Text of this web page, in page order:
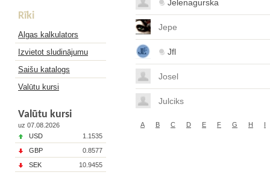
Rīki
Algas kalkulators
Izvietot sludinājumu
Saišu katalogs
Valūtu kursi
Valūtu kursi
uz 07.08.2026
USD
1.1535
GBP
0.8577
SEK
10.9455
Jelenagurska
Jepe
Jfl
Josel
Julciks
A B C D E F G H I